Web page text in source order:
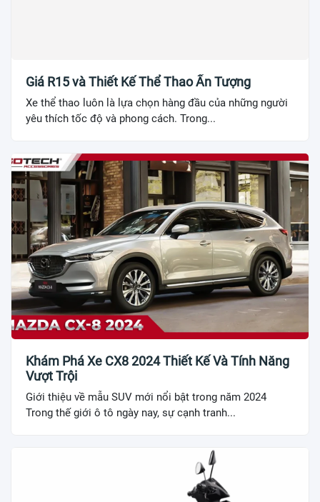
Giá R15 và Thiết Kế Thể Thao Ấn Tượng
Xe thể thao luôn là lựa chọn hàng đầu của những người
yêu thích tốc độ và phong cách. Trong...
Khám Phá Xe CX8 2024 Thiết Kế Và Tính Năng
Vượt Trội
Giới thiệu về mẫu SUV mới nổi bật trong năm 2024
Trong thế giới ô tô ngày nay, sự cạnh tranh...